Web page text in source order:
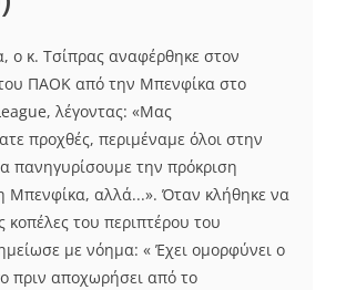
ο κ. Τσίπρας αναφέρθηκε στον
ΠΑΟΚ από την Μπενφίκα στο
λέγοντας: «Μας
προχθές, περιμέναμε όλοι στην
πανηγυρίσουμε την πρόκριση
Μπενφίκα, αλλά...». Όταν κλήθηκε να
κοπέλες του περιπτέρου του
με νόημα: « Έχει ομορφύνει ο
πριν αποχωρήσει από το